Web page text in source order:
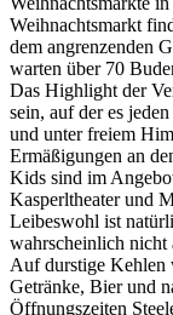
Weihnachtsmarkt
dem angrenzenden
warten über 70
Das Highlight der
sein, auf der es
und unter freiem
Ermäßigungen an
Kids sind im
Kasperltheater und
Leibeswohl ist
wahrscheinlich nicht
Auf durstige Kehlen
Getränke, Bier und
Öffnungszeiten